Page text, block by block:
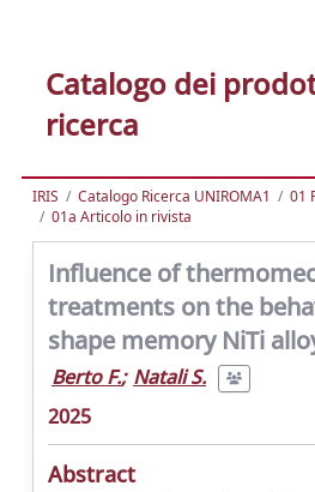
Catalogo dei
ricerca
IRIS Catalogo Ricerca UNIROMA1
01
01a Articolo in rivista
Influence of
treatments on the
shape memory NiTi
Berto F.; Natali S.
2025
Abstract